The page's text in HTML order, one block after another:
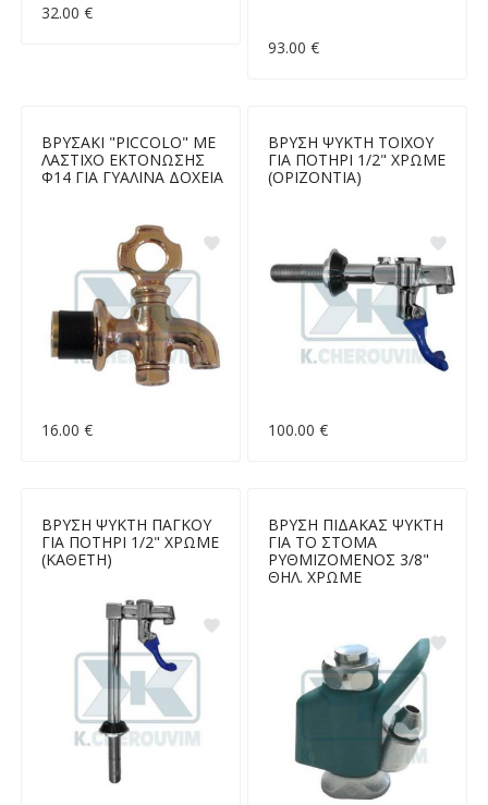
32.00 €
93.00 €
ΒΡΥΣΑΚΙ "ΡΙCCΟLΟ" ΜΕ
ΛΑΣΤΙΧΟ ΕΚΤΟΝΩΣΗΣ
Φ14 ΓΙΑ ΓΥΑΛΙΝΑ ΔΟΧΕΙΑ
16.00 €
ΒΡΥΣΗ ΨΥΚΤΗ ΤΟΙΧΟΥ
ΓΙΑ ΠΟΤΗΡΙ 1/2" ΧΡΩΜΕ
(ΟΡΙΖΟΝΤΙΑ)
100.00 €
ΒΡΥΣΗ ΨΥΚΤΗ ΠΑΓΚΟΥ
ΓΙΑ ΠΟΤΗΡΙ 1/2" ΧΡΩΜΕ
(ΚΑΘΕΤΗ)
ΒΡΥΣΗ ΠΙΔΑΚΑΣ ΨΥΚΤΗ
ΓΙΑ ΤΟ ΣΤΟΜΑ
ΡΥΘΜΙΖΟΜΕΝΟΣ 3/8"
ΘΗΛ. ΧΡΩΜΕ